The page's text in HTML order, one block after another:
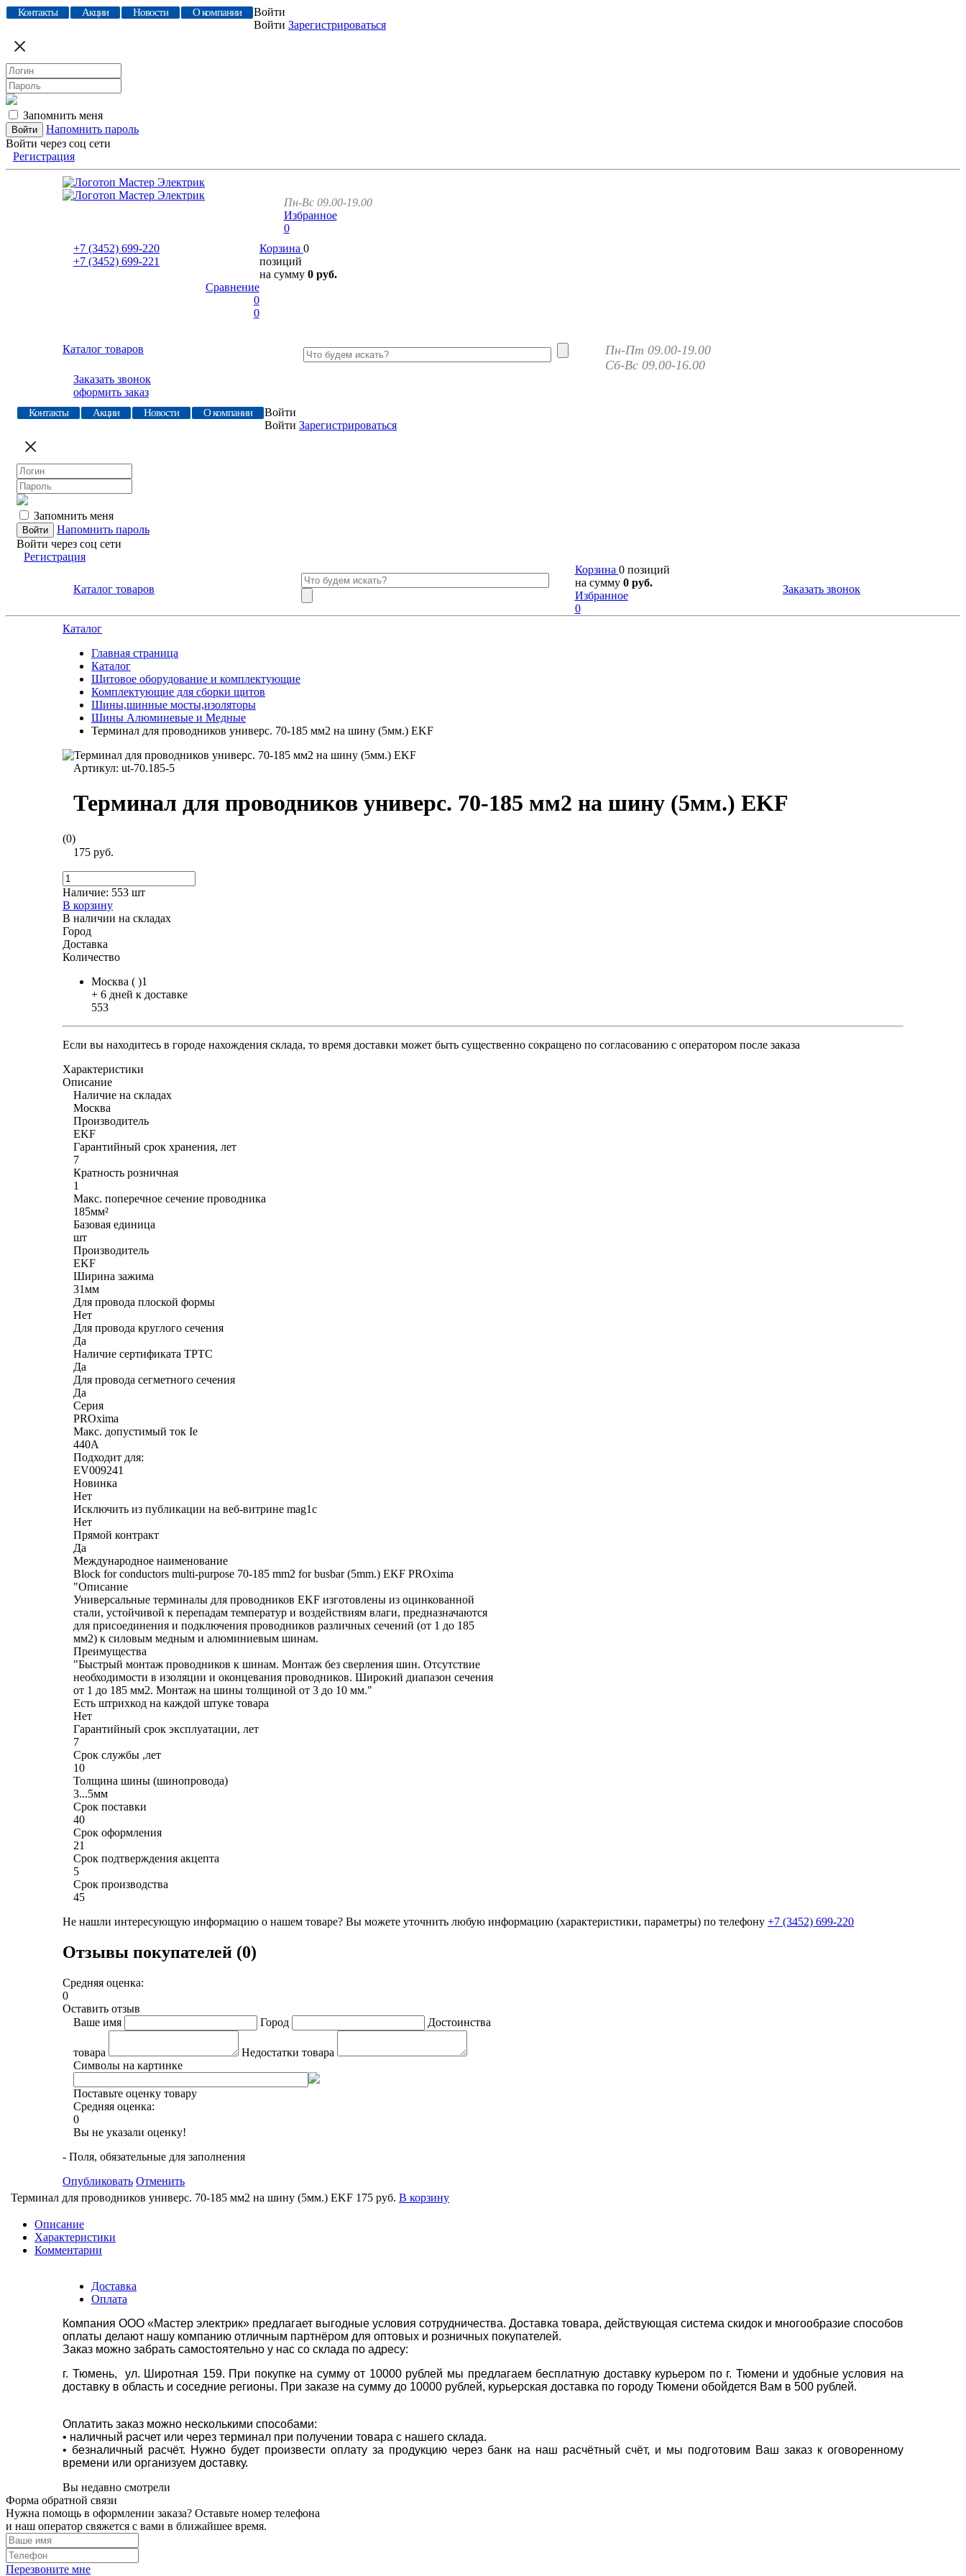
Контакты Акции Новости О компании
Войти
Войти Зарегистрироваться
Запомнить меня
Напомнить пароль
Войти через соц сети
Регистрация
Пн-Вс 09.00-19.00
Избранное
0
+7 (3452) 699-220
+7 (3452) 699-221
Корзина 0
позиций
на сумму 0 руб.
Сравнение
0
0
Каталог товаров
Пн-Пт 09.00-19.00
Сб-Вс 09.00-16.00
Заказать звонок
оформить заказ
Контакты Акции Новости О компании
Войти
Войти Зарегистрироваться
Запомнить меня
Напомнить пароль
Войти через соц сети
Регистрация
Каталог товаров
Корзина 0 позиций
на сумму 0 руб.
Избранное
0
Заказать звонок
Каталог
Главная страница
Каталог
Щитовое оборудование и комплектующие
Комплектующие для сборки щитов
Шины,шинные мосты,изоляторы
Шины Алюминевые и Медные
Терминал для проводников универс. 70-185 мм2 на шину (5мм.) EKF
Артикул: ut-70.185-5
Терминал для проводников универс. 70-185 мм2 на шину (5мм.) EKF
(0)
175 руб.
Наличие: 553 шт
В корзину
В наличии на складах
Город
Доставка
Количество
Москва ( )1
+ 6 дней к доставке
553
Если вы находитесь в городе нахождения склада, то время доставки может быть существенно сокращено по согласованию с оператором после заказа
Характеристики
Описание
Наличие на складах
Москва
Производитель
EKF
Гарантийный срок хранения, лет
7
Кратность розничная
1
Макс. поперечное сечение проводника
185мм²
Базовая единица
шт
Производитель
EKF
Ширина зажима
31мм
Для провода плоской формы
Нет
Для провода круглого сечения
Да
Наличие сертификата ТРТС
Да
Для провода сегметного сечения
Да
Серия
PROxima
Макс. допустимый ток Ie
440А
Подходит для:
EV009241
Новинка
Нет
Исключить из публикации на веб-витрине mag1c
Нет
Прямой контракт
Да
Международное наименование
Block for conductors multi-purpose 70-185 mm2 for busbar (5mm.) EKF PROxima
"Описание
Универсальные терминалы для проводников EKF изготовлены из оцин­кованной
стали, устойчивой к перепадам температур и воздействиям влаги, предназначаются
для присоединения и подключения проводников различных сечений (от 1 до 185
мм2) к силовым медным и алюминиевым шинам.
Преимущества
"Быстрый монтаж проводников к шинам. Монтаж без сверления шин. Отсутствие
необходимости в изоляции и оконцевания проводников. Широкий диапазон сечения
от 1 до 185 мм2. Монтаж на шины толщиной от 3 до 10 мм."
Есть штрихкод на каждой штуке товара
Нет
Гарантийный срок эксплуатации, лет
7
Срок службы ,лет
10
Толщина шины (шинопровода)
3...5мм
Срок поставки
40
Срок оформления
21
Срок подтверждения акцепта
5
Срок производства
45
Не нашли интересующую информацию о нашем товаре? Вы можете уточнить любую информацию (характеристики, параметры) по телефону +7 (3452) 699-220
Отзывы покупателей (0)
Средняя оценка:
0
Оставить отзыв
Ваше имя
Город Достоинства
товара
Недостатки товара
Символы на картинке
Поставьте оценку товару
Средняя оценка:
0
Вы не указали оценку!
- Поля, обязательные для заполнения
Опубликовать Отменить
Терминал для проводников универс. 70-185 мм2 на шину (5мм.) EKF 175 руб. В корзину
Описание
Характеристики
Комментарии
Доставка
Оплата
Компания ООО «Мастер электрик» предлагает выгодные условия сотрудничества. Доставка товара, действующая система скидок и многообразие способов
оплаты делают нашу компанию отличным партнёром для оптовых и розничных покупателей.
Заказ можно забрать самостоятельно у нас со склада по адресу:
г. Тюмень, ул. Широтная 159. При покупке на сумму от 10000 рублей мы предлагаем бесплатную доставку курьером по г. Тюмени и удобные условия на
доставку в область и соседние регионы. При заказе на сумму до 10000 рублей, курьерская доставка по городу Тюмени обойдется Вам в 500 рублей.
Оплатить заказ можно несколькими способами:
• наличный расчет или через терминал при получении товара с нашего склада.
• безналичный расчёт. Нужно будет произвести оплату за продукцию через банк на наш расчётный счёт, и мы подготовим Ваш заказ к оговоренному
времени или организуем доставку.
Вы недавно смотрели
Форма обратной связи
Нужна помощь в оформлении заказа? Оставьте номер телефона
и наш оператор свяжется с вами в ближайшее время.
Перезвоните мне